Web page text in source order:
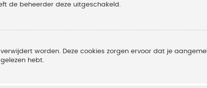
de beheerder deze uitgeschakeld.
worden. Deze cookies zorgen ervoor dat je
hebt.